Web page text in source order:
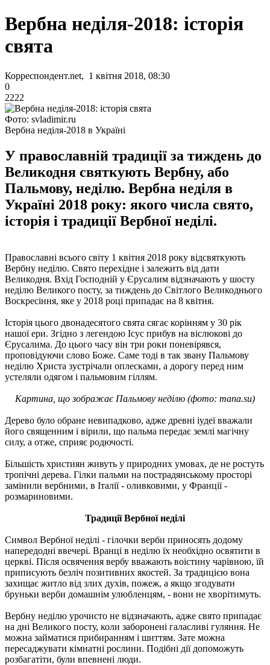
Вербна неділя-2018: історія
свята
Корреспондент.net, 1 квітня 2018, 08:30
0
2222
Фото: svladimir.ru
Вербна неділя-2018 в Україні
У православній традиції за тиждень до
Великодня святкують Вербну, або
Пальмову, неділю. Вербна неділя в
Україні 2018 року: якого числа свято,
історія і традиції Вербної неділі.
Православні всього світу 1 квітня 2018 року відсвяткують
Вербну неділю. Свято перехідне і залежить від дати
Великодня. Вхід Господній у Єрусалим відзначають у шосту
неділю Великого посту, за тиждень до Світлого Великоднього
Воскресіння, яке у 2018 році припадає на 8 квітня.
Історія цього двонадесятого свята сягає корінням у 30 рік
нашої ери. Згідно з легендою Ісус прибув на віслюкові до
Єрусалима. До цього часу він три роки поневірявся,
проповідуючи слово Боже. Саме тоді в так звану Пальмову
неділю Христа зустрічали оплесками, а дорогу перед ним
устеляли одягом і пальмовим гіллям.
Картина, що зображає Пальмову неділю (фото: mana.su)
Дерево було обране невипадково, адже древні іудеї вважали
його священним і вірили, що пальма передає землі магічну
силу, а отже, сприяє родючості.
Більшість християн живуть у природних умовах, де не ростуть
тропічні дерева. Гілки пальми на пострадянському просторі
замінили вербними, в Італії - оливковими, у Франції -
розмариновими.
Традиції Вербної неділі
Символ Вербної неділі - гілочки верби приносять додому
напередодні ввечері. Вранці в неділю їх необхідно освятити в
церкві. Після освячення вербу вважають воістину чарівною, їй
приписують безліч позитивних якостей. За традицією вона
захищає житло від злих духів, пожеж, а якщо згодувати
бруньки верби домашнім улюбленцям, - вони не хворітимуть.
Вербну неділю урочисто не відзначають, адже свято припадає
на дні Великого посту, коли заборонені галасливі гуляння. Не
можна займатися прибиранням і шиттям. Зате можна
пересаджувати кімнатні рослини. Подібні дії допоможуть
розбагатіти, були впевнені люди.